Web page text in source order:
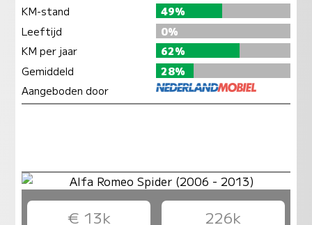
KM-stand
49%
Leeftijd
0%
KM per jaar
62%
Gemiddeld
28%
Aangeboden door
€ 13k 226k